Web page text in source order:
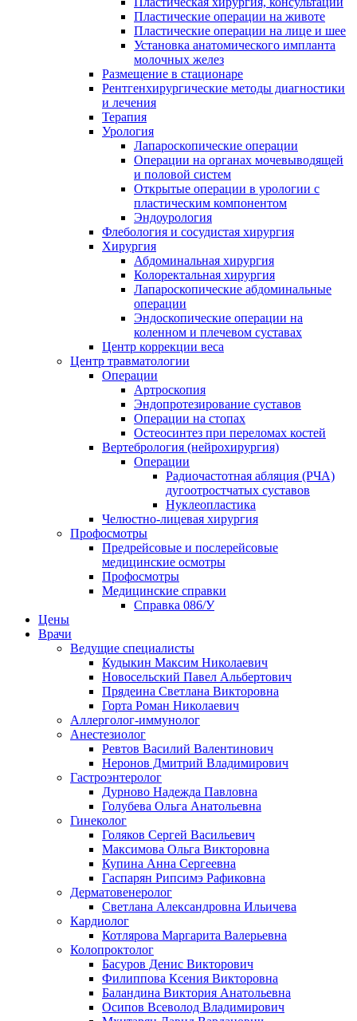
Пластические операции на животе
Пластические операции на лице и шее
Установка анатомического импланта
молочных желез
Размещение в стационаре
Рентгенхирургические методы диагностики
и лечения
Терапия
Урология
Лапароскопические операции
Операции на органах мочевыводящей
и половой систем
Открытые операции в урологии с
пластическим компонентом
Эндоурология
Флебология и сосудистая хирургия
Хирургия
Абдоминальная хирургия
Колоректальная хирургия
Лапароскопические абдоминальные
операции
Эндоскопические операции на
коленном и плечевом суставах
Центр коррекции веса
Центр травматологии
Операции
Артроскопия
Эндопротезирование суставов
Операции на стопах
Остеосинтез при переломах костей
Вертебрология (нейрохирургия)
Операции
Радиочастотная абляция (РЧА)
дугоотростчатых суставов
Нуклеопластика
Челюстно-лицевая хирургия
Профосмотры
Предрейсовые и послерейсовые
медицинские осмотры
Профосмотры
Медицинские справки
Справка 086/У
Цены
Врачи
Ведущие специалисты
Кудыкин Максим Николаевич
Новосельский Павел Альбертович
Прядеина Светлана Викторовна
Горта Роман Николаевич
Аллерголог-иммунолог
Анестезиолог
Ревтов Василий Валентинович
Неронов Дмитрий Владимирович
Гастроэнтеролог
Дурново Надежда Павловна
Голубева Ольга Анатольевна
Гинеколог
Голяков Сергей Васильевич
Максимова Ольга Викторовна
Купина Анна Сергеевна
Гаспарян Рипсимэ Рафиковна
Дерматовенеролог
Светлана Александровна Ильичева
Кардиолог
Котлярова Маргарита Валерьевна
Колопроктолог
Басуров Денис Викторович
Филиппова Ксения Викторовна
Баландина Виктория Анатольевна
Осипов Всеволод Владимирович